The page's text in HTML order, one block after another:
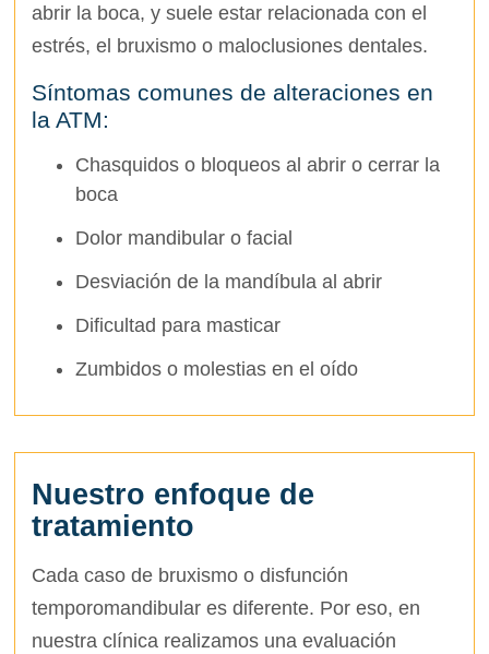
abrir la boca, y suele estar relacionada con el
estrés, el bruxismo o maloclusiones dentales.
Síntomas comunes de alteraciones en
la ATM:
Chasquidos o bloqueos al abrir o cerrar la
boca
Dolor mandibular o facial
Desviación de la mandíbula al abrir
Dificultad para masticar
Zumbidos o molestias en el oído
Nuestro enfoque de
tratamiento
Cada caso de bruxismo o disfunción
temporomandibular es diferente. Por eso, en
nuestra clínica realizamos una evaluación